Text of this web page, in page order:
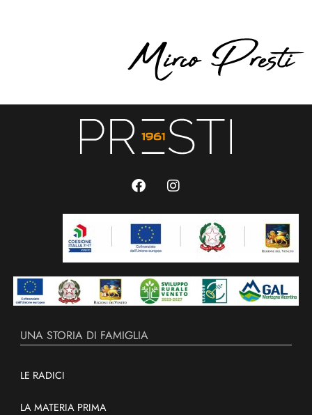
UNA STORIA DI FAMIGLIA
LE RADICI
LA MATERIA PRIMA